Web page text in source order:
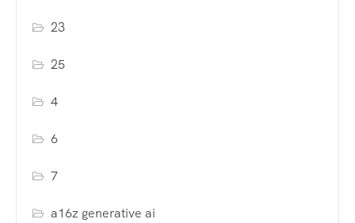
23
25
4
6
7
a16z generative ai